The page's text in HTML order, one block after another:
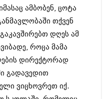
ამბობენ, ცოტა
თქვენ
დღეს ამ
როცა მამა
დირექტორად
გადავედით
ვიცხოვრეთ იქ.